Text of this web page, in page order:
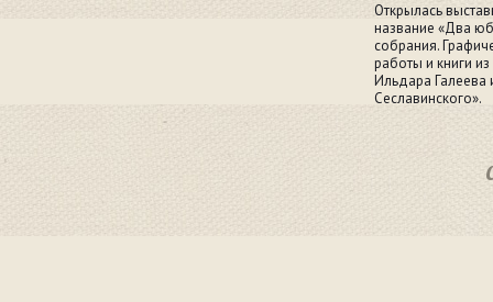
Открылась
название «Два
собрания.
работы и книги
Ильдара Галеева
Сеславинского».